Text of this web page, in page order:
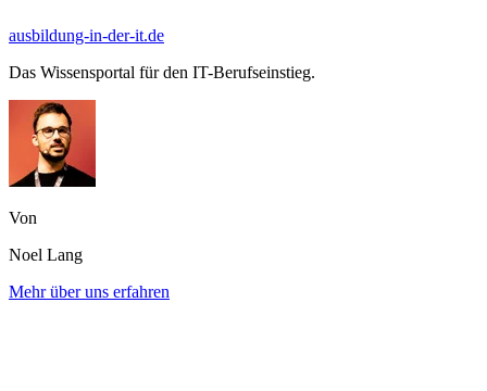
ausbildung-in-der-it.de
Das Wissensportal für den IT-Berufseinstieg.
Von
Noel Lang
Mehr über uns erfahren